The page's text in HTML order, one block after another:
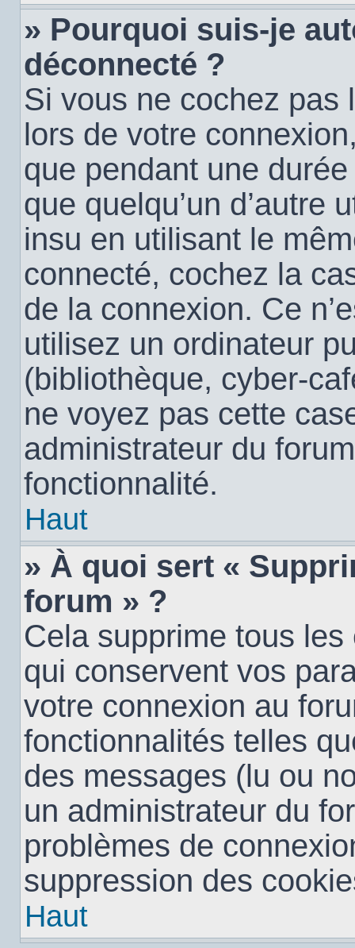
» Pourquoi suis-je
déconnecté ?
Si vous ne cochez
lors de votre
que pendant une
que quelqu’un d’autre
insu en utilisant le
connecté, cochez la
de la connexion. Ce
utilisez un ordinateur
(bibliothèque, cyber-
ne voyez pas cette
administrateur du
fonctionnalité.
Haut
» À quoi sert «
forum » ?
Cela supprime tous
qui conservent vos
votre connexion au
fonctionnalités telles
des messages (lu ou
un administrateur du
problèmes de
suppression des
Haut